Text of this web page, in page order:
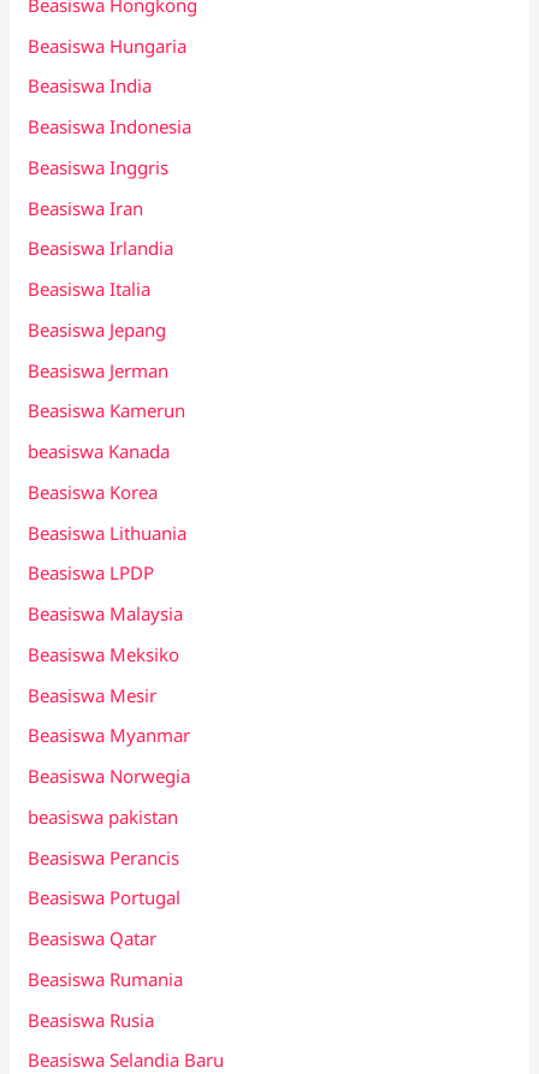
Beasiswa Hungaria
Beasiswa India
Beasiswa Indonesia
Beasiswa Inggris
Beasiswa Iran
Beasiswa Irlandia
Beasiswa Italia
Beasiswa Jepang
Beasiswa Jerman
Beasiswa Kamerun
beasiswa Kanada
Beasiswa Korea
Beasiswa Lithuania
Beasiswa LPDP
Beasiswa Malaysia
Beasiswa Meksiko
Beasiswa Mesir
Beasiswa Myanmar
Beasiswa Norwegia
beasiswa pakistan
Beasiswa Perancis
Beasiswa Portugal
Beasiswa Qatar
Beasiswa Rumania
Beasiswa Rusia
Beasiswa Selandia Baru